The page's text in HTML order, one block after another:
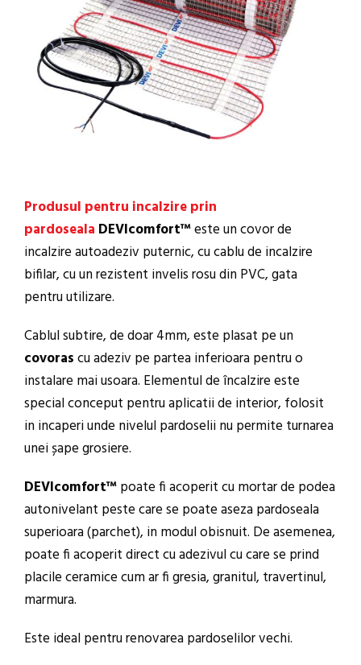
Produsul pentru incalzire prin
pardoseala DEVIcomfort™este un covor de
incalzire autoadeziv puternic, cu cablu de incalzire
bifilar, cu un rezistent invelis rosu din PVC, gata
pentru utilizare.
Cablul subtire, de doar 4mm, este plasat pe un
covorascu adeziv pe partea inferioara pentru o
instalare mai usoara. Elementul de încalzire este
special conceput pentru aplicatii de interior, folosit
in incaperi unde nivelul pardoselii nu permite turnarea
unei șape grosiere.
DEVIcomfort™poate fi acoperit cu mortar de podea
autonivelant peste care se poate aseza pardoseala
superioara (parchet), in modul obisnuit. De asemenea,
poate fi acoperit direct cu adezivul cu care se prind
placile ceramice cum ar fi gresia, granitul, travertinul,
marmura.
Este ideal pentru renovarea pardoselilor vechi.